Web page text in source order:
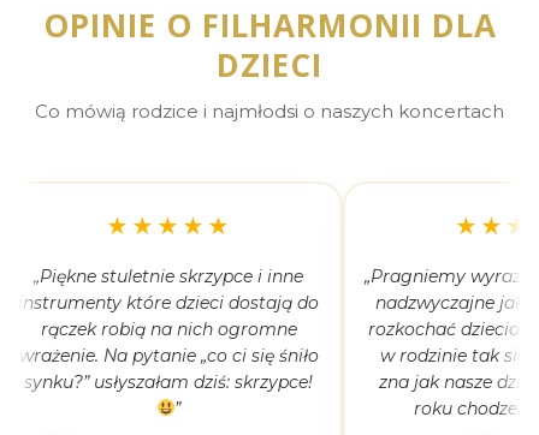
OPINIE O FILHARMONII DLA
DZIECI
Co mówią rodzice i najmłodsi o naszych koncertach
★★★★★
„Piękne stuletnie skrzypce i inne
instrumenty które dzieci dostają do
rączek robią na nich ogromne
wrażenie. Na pytanie „co ci się śniło
synku?” usłyszałam dziś: skrzypce!
”
„Pragniemy wyrazić
nadzwyczajne jak
rozkochać
w rodzinie tak się
zna jak nasze
roku